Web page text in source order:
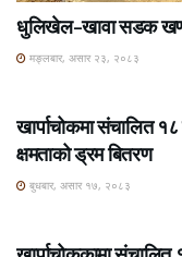
धुलिखेल–खावा सडक
मङ्लबार, असार २३, २०८३
खार्पाचोकमा संचालित
क्षमताको ड्रम बितरण
बुधबार, असार १७, २०८३